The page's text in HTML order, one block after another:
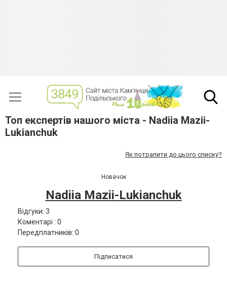
Топ експертів нашого міста - Nadiia Mazii-
Lukianchuk
Як потрапити до цього списку?
Новачок
Nadiia Mazii-Lukianchuk
Відгуки: 3
Коментарі : 0
Передплатників: 0
Підписатися